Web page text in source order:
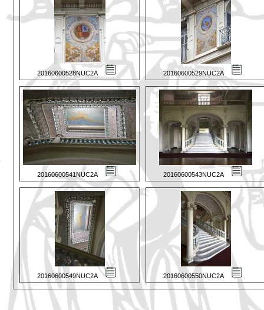
20160600528NUC2A 20160600529NUC2A
20160600541NUC2A 20160600543NUC2A
20160600549NUC2A 20160600550NUC2A